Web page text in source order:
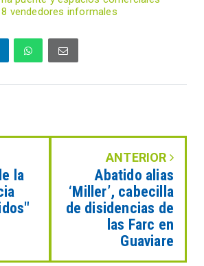
vendedores informales
la
ANTERIOR
Abatido alias
‘Miller’, cabecilla
de disidencias de
las Farc en
Guaviare